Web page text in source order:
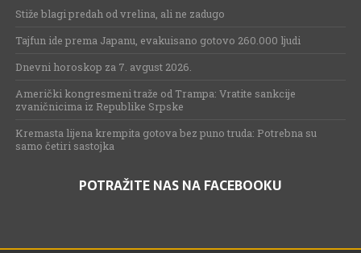
Stiže blagi predah od vrelina, ali ne zadugo
Tajfun ide prema Japanu, evakuisano gotovo 260.000 ljudi
Dnevni horoskop za 7. avgust 2026.
Američki kongresmeni traže od Trampa: Vratite sankcije
zvaničnicima iz Republike Srpske
Kremasta lijena krempita gotova bez puno truda: Potrebna su
samo četiri sastojka
POTRAŽITE NAS NA FACEBOOKU